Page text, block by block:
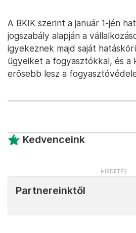
A BKIK szerint a január 1-jén
jogszabály alapján a
igyekeznek majd saját
ügyeiket a fogyasztókkal, és a
erősebb lesz a
Kedvenceink
Partnereinktől